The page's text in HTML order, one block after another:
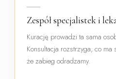
Zespół specjalistek i
Kurację prowadzi ta sama
Konsultacja rozstrzyga, co
że zabieg odradzamy.